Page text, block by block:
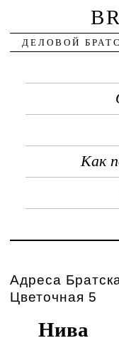
ДЕЛОВОЙ
Как
Адреса
Цветочная 5
Нива